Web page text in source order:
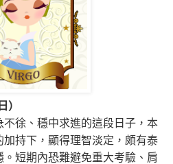
）
不徐、穩中求進的這段日子， 本
加持下，顯得理智淡定，頗有泰
短期內恐難避免重大考驗、肩